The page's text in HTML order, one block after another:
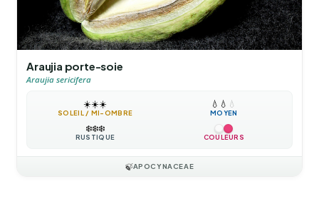
Araujia porte-soie
Araujia sericifera
☀️☀️☀️
SOLEIL / MI-OMBRE
💧 💧 💧
MOYEN
❄️❄️❄️
RUSTIQUE COULEURS
🍃APOCYNACEAE